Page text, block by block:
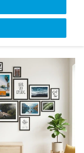
Moderne Noir en
vitre en acrylique